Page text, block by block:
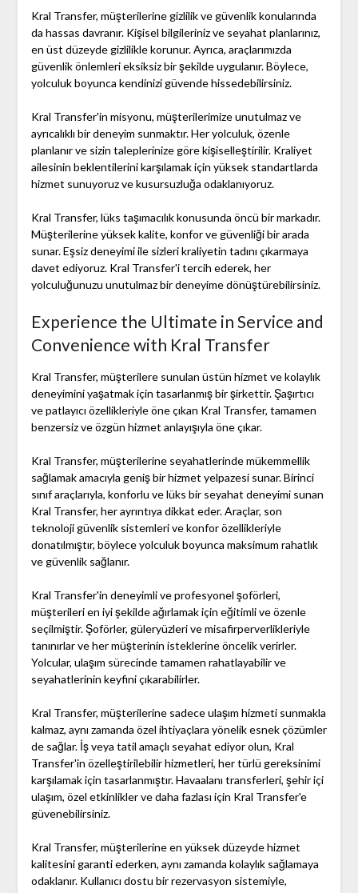
Kral Transfer, müşterilerine gizlilik ve güvenlik konularında
da hassas davranır. Kişisel bilgileriniz ve seyahat planlarınız,
en üst düzeyde gizlilikle korunur. Ayrıca, araçlarımızda
güvenlik önlemleri eksiksiz bir şekilde uygulanır. Böylece,
yolculuk boyunca kendinizi güvende hissedebilirsiniz.
Kral Transfer'in misyonu, müşterilerimize unutulmaz ve
ayrıcalıklı bir deneyim sunmaktır. Her yolculuk, özenle
planlanır ve sizin taleplerinize göre kişiselleştirilir. Kraliyet
ailesinin beklentilerini karşılamak için yüksek standartlarda
hizmet sunuyoruz ve kusursuzluğa odaklanıyoruz.
Kral Transfer, lüks taşımacılık konusunda öncü bir markadır.
Müşterilerine yüksek kalite, konfor ve güvenliği bir arada
sunar. Eşsiz deneyimi ile sizleri kraliyetin tadını çıkarmaya
davet ediyoruz. Kral Transfer'i tercih ederek, her
yolculuğunuzu unutulmaz bir deneyime dönüştürebilirsiniz.
Experience the Ultimate in Service and
Convenience with Kral Transfer
Kral Transfer, müşterilere sunulan üstün hizmet ve kolaylık
deneyimini yaşatmak için tasarlanmış bir şirkettir. Şaşırtıcı
ve patlayıcı özellikleriyle öne çıkan Kral Transfer, tamamen
benzersiz ve özgün hizmet anlayışıyla öne çıkar.
Kral Transfer, müşterilerine seyahatlerinde mükemmellik
sağlamak amacıyla geniş bir hizmet yelpazesi sunar. Birinci
sınıf araçlarıyla, konforlu ve lüks bir seyahat deneyimi sunan
Kral Transfer, her ayrıntıya dikkat eder. Araçlar, son
teknoloji güvenlik sistemleri ve konfor özellikleriyle
donatılmıştır, böylece yolculuk boyunca maksimum rahatlık
ve güvenlik sağlanır.
Kral Transfer'in deneyimli ve profesyonel şoförleri,
müşterileri en iyi şekilde ağırlamak için eğitimli ve özenle
seçilmiştir. Şoförler, güleryüzleri ve misafirperverlikleriyle
tanınırlar ve her müşterinin isteklerine öncelik verirler.
Yolcular, ulaşım sürecinde tamamen rahatlayabilir ve
seyahatlerinin keyfini çıkarabilirler.
Kral Transfer, müşterilerine sadece ulaşım hizmeti sunmakla
kalmaz, aynı zamanda özel ihtiyaçlara yönelik esnek çözümler
de sağlar. İş veya tatil amaçlı seyahat ediyor olun, Kral
Transfer'in özelleştirilebilir hizmetleri, her türlü gereksinimi
karşılamak için tasarlanmıştır. Havaalanı transferleri, şehir içi
ulaşım, özel etkinlikler ve daha fazlası için Kral Transfer'e
güvenebilirsiniz.
Kral Transfer, müşterilerine en yüksek düzeyde hizmet
kalitesini garanti ederken, aynı zamanda kolaylık sağlamaya
odaklanır. Kullanıcı dostu bir rezervasyon sistemiyle,